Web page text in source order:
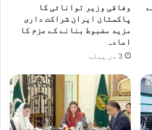
وفاقی وزیر توانائی کا
پاکستان ایران شراکت داری
مزید مضبوط بنانے کے عزم کا
اعادہ
3 دن پہلے